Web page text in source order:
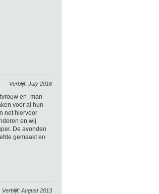
Verblijf: July 2016
en -man
voor al hun
net hiervoor
en wij
De avonden
gemaakt en
Verblijf: August 2013